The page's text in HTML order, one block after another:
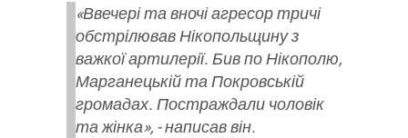
«Ввечері та вночі агресор тричі
обстрілював Нікопольщину з
важкої артилерії. Бив по Нікополю,
Марганецькій та Покровській
громадах. Постраждали чоловік
та жінка», - написав він.